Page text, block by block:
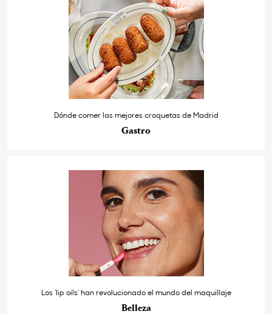
Dónde comer las mejores croquetas de Madrid
Gastro
Los ‘lip oils’ han revolucionado el mundo del maquillaje
Belleza